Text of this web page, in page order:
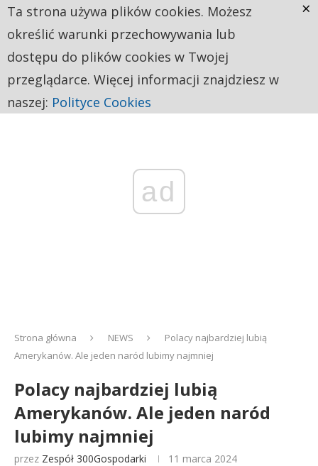
ad
Strona główna NEWS
Polacy najbardziej lubią
Amerykanów. Ale jeden naród lubimy najmniej
Polacy najbardziej lubią
Amerykanów. Ale jeden naród
lubimy najmniej
przez Zespół 300Gospodarki 11 marca 2024
Ta strona używa plików cookies. Możesz
określić warunki przechowywania lub
dostępu do plików cookies w Twojej
przeglądarce. Więcej informacji znajdziesz w
naszej: Polityce Cookies
×